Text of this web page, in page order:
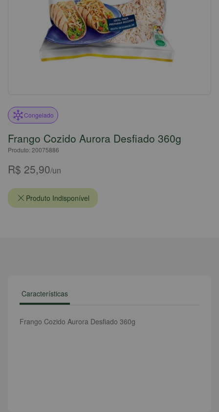
Congelado
Frango Cozido Aurora Desfiado 360g
Produto: 20075886
R$ 25,90/un
Produto Indisponível
Características
Frango Cozido Aurora Desfiado 360g